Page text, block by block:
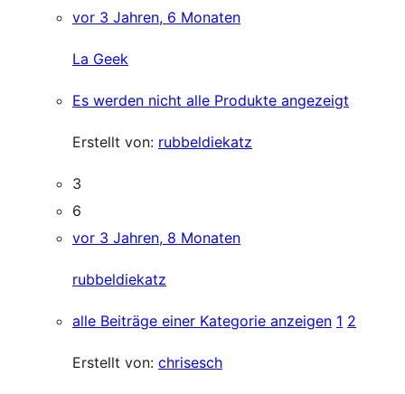
vor 3 Jahren, 6 Monaten
La Geek
Es werden nicht alle Produkte angezeigt
Erstellt von: rubbeldiekatz
3
6
vor 3 Jahren, 8 Monaten
rubbeldiekatz
alle Beiträge einer Kategorie anzeigen 1 2
Erstellt von: chrisesch